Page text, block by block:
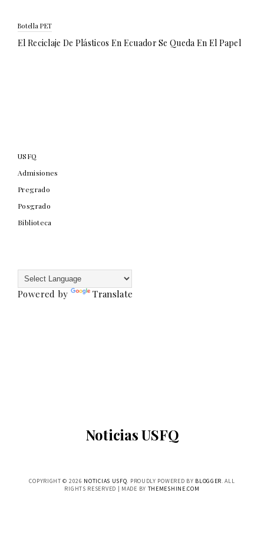
Botella PET
El Reciclaje De Plásticos En Ecuador Se Queda En El Papel
USFQ
Admisiones
Pregrado
Posgrado
Biblioteca
Powered by Translate
Noticias USFQ
COPYRIGHT © 2026 NOTICIAS USFQ. PROUDLY POWERED BY BLOGGER. ALL
RIGHTS RESERVED | MADE BY THEMESHINE.COM